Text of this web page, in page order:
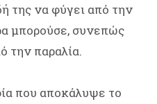
της να φύγει από την
μπορούσε, συνεπώς
την παραλία.
που αποκάλυψε το